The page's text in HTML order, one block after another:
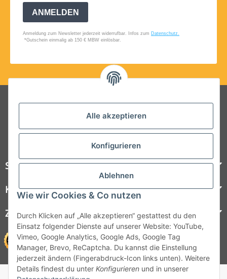
Alle akzeptieren
Konfigurieren
Ablehnen
Wie wir Cookies & Co nutzen
Durch Klicken auf „Alle akzeptieren“ gestattest du den
Einsatz folgender Dienste auf unserer Website: YouTube,
Vimeo, Google Analytics, Google Ads, Google Tag
Manager, Brevo, ReCaptcha. Du kannst die Einstellung
jederzeit ändern (Fingerabdruck-Icon links unten). Weitere
Details findest du unter Konfigurieren und in unserer
Folgt uns auf Social Media
Steelboxx
Kundenservice
Zahlungsmöglichkeiten
© 1964 - 2026 Lüllmann GmbH